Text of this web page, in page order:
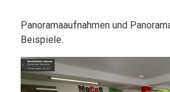
Panoramaaufnahmen und
Beispiele.